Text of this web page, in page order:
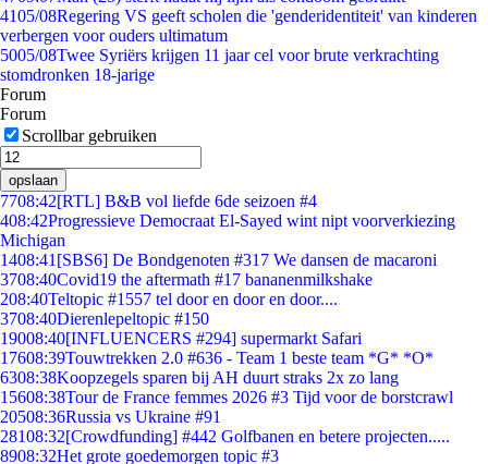
4105/08Regering VS geeft scholen die 'genderidentiteit' van kinderen
verbergen voor ouders ultimatum
5005/08Twee Syriërs krijgen 11 jaar cel voor brute verkrachting
stomdronken 18-jarige
Forum
Forum
Scrollbar gebruiken
opslaan
7708:42[RTL] B&B vol liefde 6de seizoen #4
408:42Progressieve Democraat El-Sayed wint nipt voorverkiezing
Michigan
1408:41 [SBS6] De Bondgenoten #317 We dansen de macaroni
3708:40Covid19 the aftermath #17 bananenmilkshake
208:40Teltopic #1557 tel door en door en door....
3708:40Dierenlepeltopic #150
19008:40[INFLUENCERS #294] supermarkt Safari
17608:39Touwtrekken 2.0 #636 - Team 1 beste team *G* *O*
6308:38Koopzegels sparen bij AH duurt straks 2x zo lang
15608:38Tour de France femmes 2026 #3 Tijd voor de borstcrawl
20508:36Russia vs Ukraine #91
28108:32[Crowdfunding] #442 Golfbanen en betere projecten.....
8908:32Het grote goedemorgen topic #3